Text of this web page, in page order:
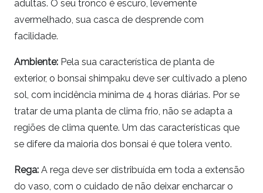
adultas. O seu tronco é escuro, levemente
avermelhado, sua casca de desprende com
facilidade.
Ambiente: Pela sua característica de planta de
exterior, o bonsai shimpaku deve ser cultivado a pleno
sol, com incidência mínima de 4 horas diárias. Por se
tratar de uma planta de clima frio, não se adapta a
regiões de clima quente. Um das características que
se difere da maioria dos bonsai é que tolera vento.
Rega: A rega deve ser distribuída em toda a extensão
do vaso, com o cuidado de não deixar encharcar o